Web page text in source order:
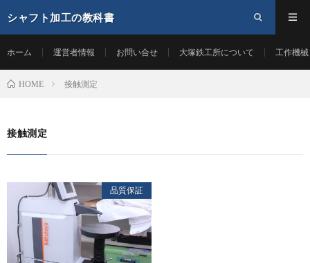
シャフト加工の教科書
ホーム 運営者情報 お問い合せ 大塚鉄工所について 工作機
HOME 接触測定
接触測定
品質保証